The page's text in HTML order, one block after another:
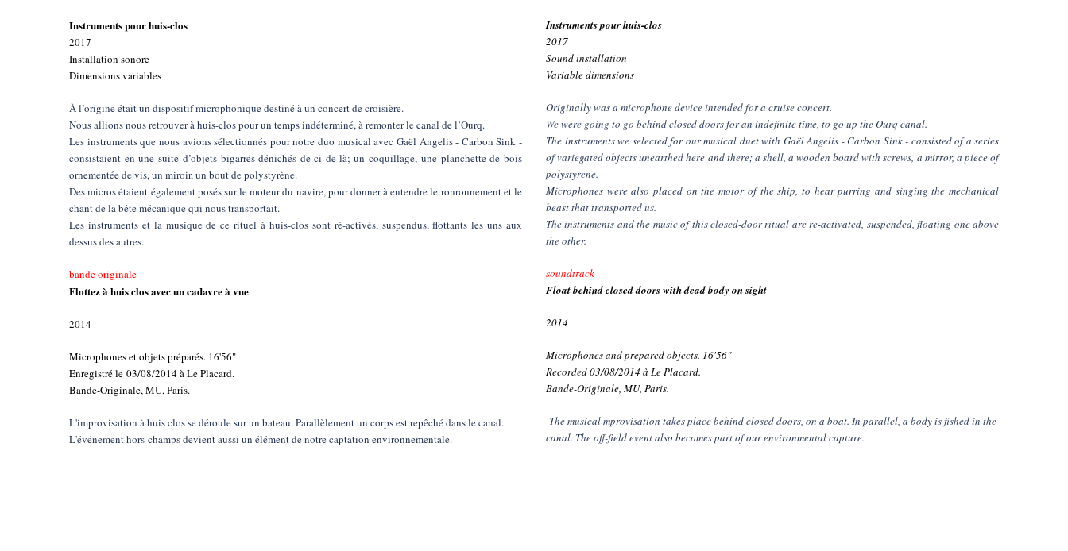
Instruments pour huis-clos
2017
Installation sonore
Dimensions variables
À l’origine était un dispositif microphonique destiné à un concert de croisière.
Nous allions nous retrouver à huis-clos pour un temps indéterminé, à remonter le canal de l’Ourq.
Les instruments que nous avions sélectionnés pour notre duo musical avec Gaël Angelis - Carbon Sink -
consistaient en une suite d’objets bigarrés dénichés de-ci de-là; un coquillage, une planchette de bois
ornementée de vis, un miroir, un bout de polystyrène.
Des micros étaient également posés sur le moteur du navire, pour donner à entendre le ronronnement et le
chant de la bête mécanique qui nous transportait.
Les instruments et la musique de ce rituel à huis-clos sont ré-activés, suspendus, flottants les uns aux
dessus des autres.
bande originale
Flottez à huis clos avec un cadavre à vue
2014
Microphones et objets préparés. 16'56"
Enregistré le 03/08/2014 à Le Placard.
Bande-Originale, MU, Paris.
L'improvisation à huis clos se déroule sur un bateau. Parallèlement un corps est repêché dans le canal.
L'événement hors-champs devient aussi un élément de notre captation environnementale.
Instruments pour huis-clos
2017
Sound installation
Variable dimensions
Originally was a microphone device intended for a cruise concert.
We were going to go behind closed doors for an indefinite time, to go up the Ourq canal.
The instruments we selected for our musical duet with Gaël Angelis - Carbon Sink - consisted of a series
of variegated objects unearthed here and there; a shell, a wooden board with screws, a mirror, a piece of
polystyrene.
Microphones were also placed on the motor of the ship, to hear purring and singing the mechanical
beast that transported us.
The instruments and the music of this closed-door ritual are re-activated, suspended, floating one above
the other.
soundtrack
Float behind closed doors with dead body on sight
2014
Microphones and prepared objects. 16'56"
Recorded 03/08/2014 à Le Placard.
Bande-Originale, MU, Paris.
The musical mprovisation takes place behind closed doors, on a boat. In parallel, a body is fished in the
canal. The off-field event also becomes part of our environmental capture.